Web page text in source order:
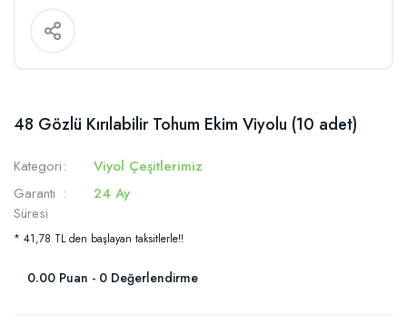
48 Gözlü Kırılabilir Tohum Ekim Viyolu (10 adet)
Kategori
Viyol Çeşitlerimiz
Garanti
Süresi
24 Ay
* 41,78 TL den başlayan taksitlerle!!
0.00 Puan - 0 Değerlendirme